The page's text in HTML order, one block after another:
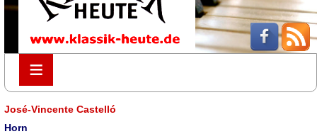
≡
≡
José-Vincente Castelló
Horn